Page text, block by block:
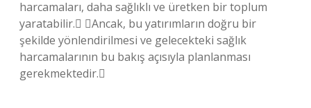
harcamaları, daha sağlıklı ve üretken bir toplum
yaratabilir. Ancak, bu yatırımların doğru bir
şekilde yönlendirilmesi ve gelecekteki sağlık
harcamalarının bu bakış açısıyla planlanması
gerekmektedir.